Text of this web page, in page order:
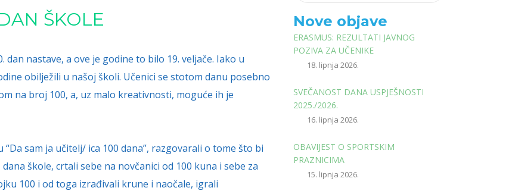
ŠKOLE
nastave, a ove je godine to bilo 19. veljače. Iako u
obilježili u našoj školi. Učenici se stotom danu posebno
na broj 100, a, uz malo kreativnosti, moguće ih je
sam ja učitelj/ ica 100 dana”, razgovarali o tome što bi
škole, crtali sebe na novčanici od 100 kuna i sebe za
100 i od toga izrađivali krune i naočale, igrali
Nove objave
ERASMUS: REZULTATI JAVNOG
POZIVA ZA UČENIKE
18. lipnja 2026.
SVEČANOST DANA USPJEŠNOSTI
2025./2026.
16. lipnja 2026.
OBAVIJEST O SPORTSKIM
PRAZNICIMA
15. lipnja 2026.